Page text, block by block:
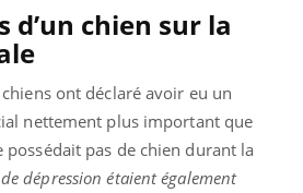
d’un chien sur la
ont déclaré avoir eu un
nettement plus important que
possédait pas de chien durant la
dépression étaient également